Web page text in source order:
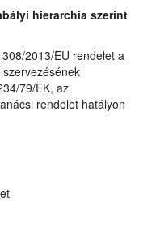
hierarchia szerint
2013/EU rendelet a
79/EK, az
rendelet hatályon